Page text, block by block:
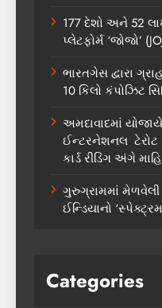
177 દેશો અને 52
પ્લેટફોર્મ ‘જોજો’
ભારતગેસ દ્વારા
10 કિલો કંપોઝિટ
અમદાવાદમાં
ઈન્ટરનેશનલ ટેરોટ
કાર્ડ રીડિંગ અંગે
ગુરુગ્રામમાં
ઈન્ડિયાનો
Categories